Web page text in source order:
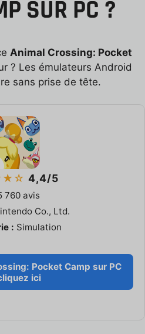
SUR PC ?
Animal Crossing: Pocket
? Les émulateurs Android
sans prise de tête.
4,4/5
760 avis
Co., Ltd.
: Simulation
Pocket Camp sur PC
ici